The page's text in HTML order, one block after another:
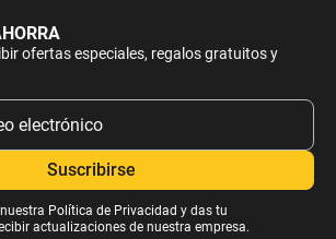
ofertas especiales, regalos gratuitos y
Política de Privacidad y das tu
actualizaciones de nuestra empresa.